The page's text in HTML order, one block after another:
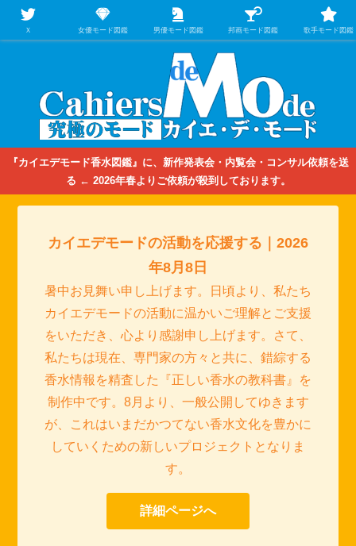
【映画/音楽の中のファッション＆香水】を徹底的に分析するファッション＆ア
パレル業界人のための学習サイト
『カイエデモード香水図鑑』に、新作発表会・内覧会・コンサル依頼を送
る ← 2026年春よりご依頼が殺到しております。
カイエデモードの活動を応援する｜2026
年8月8日
暑中お見舞い申し上げます。日頃より、私たち
カイエデモードの活動に温かいご理解とご支援
をいただき、心より感謝申し上げます。さて、
私たちは現在、専門家の方々と共に、錯綜する
香水情報を精査した『正しい香水の教科書』を
制作中です。8月より、一般公開してゆきます
が、これはいまだかつてない香水文化を豊かに
していくための新しいプロジェクトとなりま
す。
詳細ページへ
Ｘ 女優モード図鑑 男優モード図鑑 邦画モード図鑑 歌手モード図鑑